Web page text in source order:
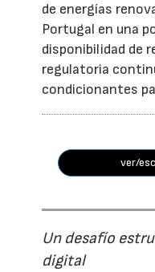
de energías
Portugal en una
disponibilidad de
regulatoria
condicionantes
ver/
Un desafío
digital